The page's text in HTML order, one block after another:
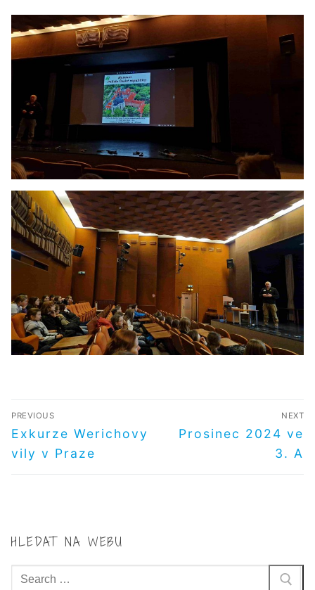
NAVIGACE
PRO
PŘÍSPĚVEK
PREVIOUS
Předchozí
příspěvek
Exkurze Werichovy
vily v Praze
NEXT
Další
Prosinec 2024 ve
3. A
HLEDAT NA WEBU
Hledat: